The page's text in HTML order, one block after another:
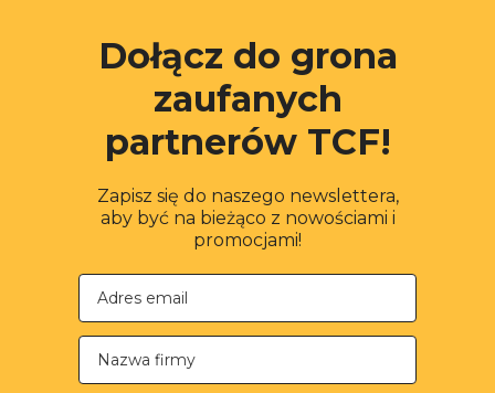
Dołącz do grona
zaufanych
partnerów TCF!
Zapisz się do naszego newslettera,
aby być na bieżąco z nowościami i
promocjami!
Nazwa firmy